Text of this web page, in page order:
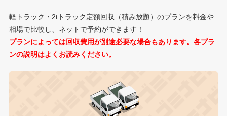
軽トラック・2tトラック定額回収（積み放題）のプランを料金や
相場で比較し、ネットで予約ができます！
プランによっては回収費用が別途必要な場合もあります。各プラ
ンの説明はよくお読みください。